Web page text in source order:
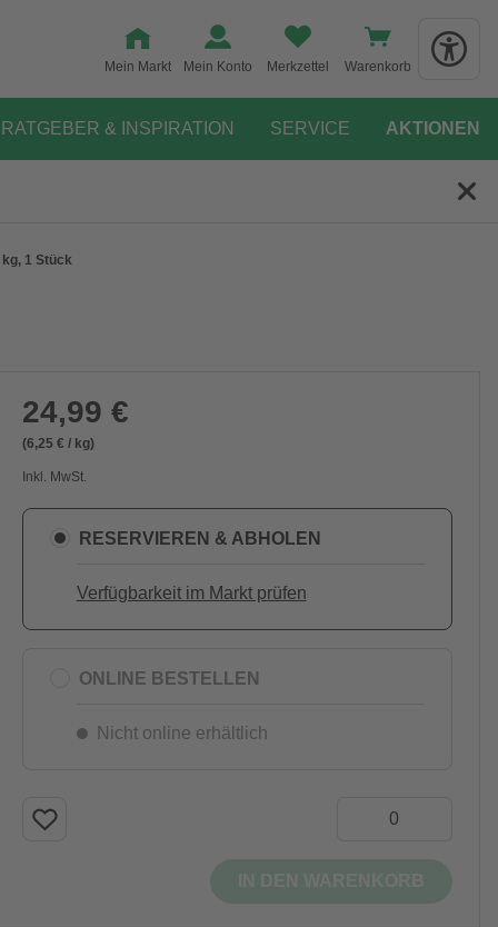
Mein Markt Mein Konto Merkzettel Warenkorb
RATGEBER & INSPIRATION SERVICE AKTIONEN
1 Stück
24,99 €
(6,25 € / kg)
Inkl. MwSt.
RESERVIEREN & ABHOLEN
Verfügbarkeit im Markt prüfen
ONLINE BESTELLEN
Nicht online erhältlich